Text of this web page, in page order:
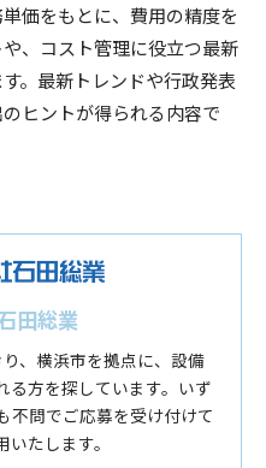
価をもとに、費用の精度を
、コスト管理に役立つ最新
。最新トレンドや行政発表
ヒントが得られる内容で
田総業
、横浜市を拠点に、設備
る方を探しています。いず
不問でご応募を受け付けて
たします。